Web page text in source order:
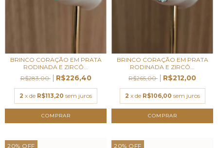
BRINCO CORAÇÃO EM PRATA
RODINADA E ZIRCÔ...
R$283,00
R$226,40
2 x de R$113,20 sem juros
BRINCO CORAÇÃO EM PRATA
RODINADA E ZIRCÔ...
R$265,00
R$212,00
2 x de R$106,00 sem juros
20% OFF 20% OFF